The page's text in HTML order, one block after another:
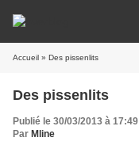
Accueil » Des pissenlits
Des pissenlits
Publié le 30/03/2013 à 17:49
Par Mline